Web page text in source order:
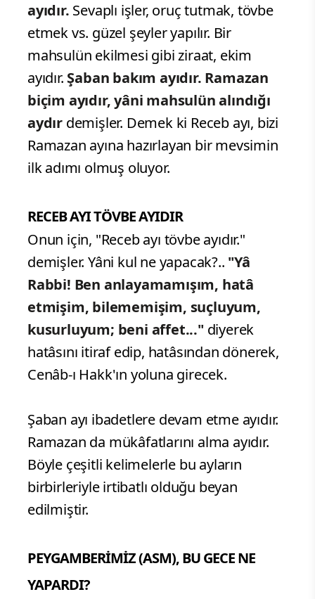
ayıdır. Sevaplı işler, oruç tutmak, tövbe
etmek vs. güzel şeyler yapılır. Bir
mahsulün ekilmesi gibi ziraat, ekim
ayıdır. Şaban bakım ayıdır. Ramazan
biçim ayıdır, yâni mahsulün alındığı
aydır demişler. Demek ki Receb ayı, bizi
Ramazan ayına hazırlayan bir mevsimin
ilk adımı olmuş oluyor.
RECEB AYI TÖVBE AYIDIR
Onun için, "Receb ayı tövbe ayıdır."
demişler. Yâni kul ne yapacak?.. "Yâ
Rabbi! Ben anlayamamışım, hatâ
etmişim, bilememişim, suçluyum,
kusurluyum; beni affet..." diyerek
hatâsını itiraf edip, hatâsından dönerek,
Cenâb-ı Hakk'ın yoluna girecek.
Şaban ayı ibadetlere devam etme ayıdır.
Ramazan da mükâfatlarını alma ayıdır.
Böyle çeşitli kelimelerle bu ayların
birbirleriyle irtibatlı olduğu beyan
edilmiştir.
PEYGAMBERİMİZ (ASM), BU GECE NE
YAPARDI?